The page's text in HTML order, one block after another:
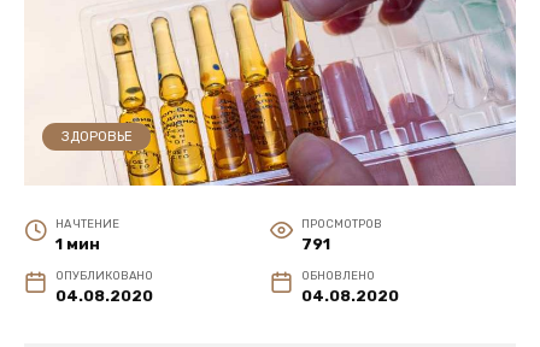
ЗДОРОВЬЕ
НА ЧТЕНИЕ
1 мин
ПРОСМОТРОВ
791
ОПУБЛИКОВАНО
04.08.2020
ОБНОВЛЕНО
04.08.2020